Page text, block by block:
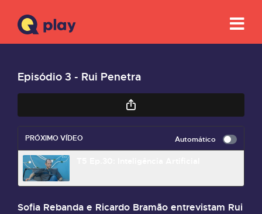
Episódio 3 - Rui Penetra
PRÓXIMO VÍDEO Automático
Sofia Rebanda e Ricardo Bramão entrevistam Rui